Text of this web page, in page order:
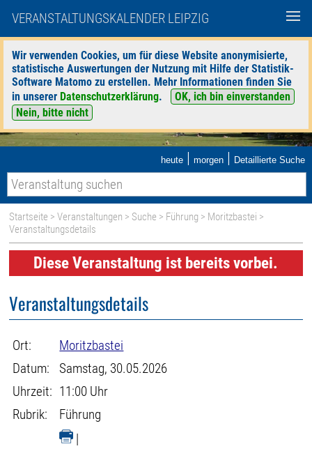
VERANSTALTUNGSKALENDER LEIPZIG
Wir verwenden Cookies, um für diese Website anonymisierte,
statistische Auswertungen der Nutzung mit Hilfe der Statistik-
Software Matomo zu erstellen. Mehr Informationen finden Sie
in unserer Datenschutzerklärung.
OK, ich bin einverstanden
Nein, bitte nicht
heute | morgen | Detaillierte Suche
Startseite >Veranstaltungen > Suche > Führung > Moritzbastei >
Veranstaltungsdetails
Diese Veranstaltung ist bereits vorbei.
Veranstaltungsdetails
Ort:
Moritzbastei
Datum:
Samstag, 30.05.2026
Uhrzeit: 11:00 Uhr
Rubrik:
Führung
|